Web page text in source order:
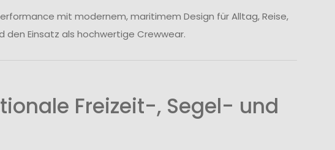
mit modernem, maritimem Design für Alltag, Reise,
den Einsatz als hochwertige Crewwear.
Freizeit-, Segel- und